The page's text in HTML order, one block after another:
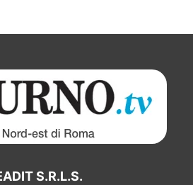
S.R.L.S.